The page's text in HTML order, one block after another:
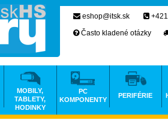
eshop@itsk.sk
Často kladené otázky
MOBILY,
TABLETY,
HODINKY
PC
KOMPONENTY
PERIFÉRIE